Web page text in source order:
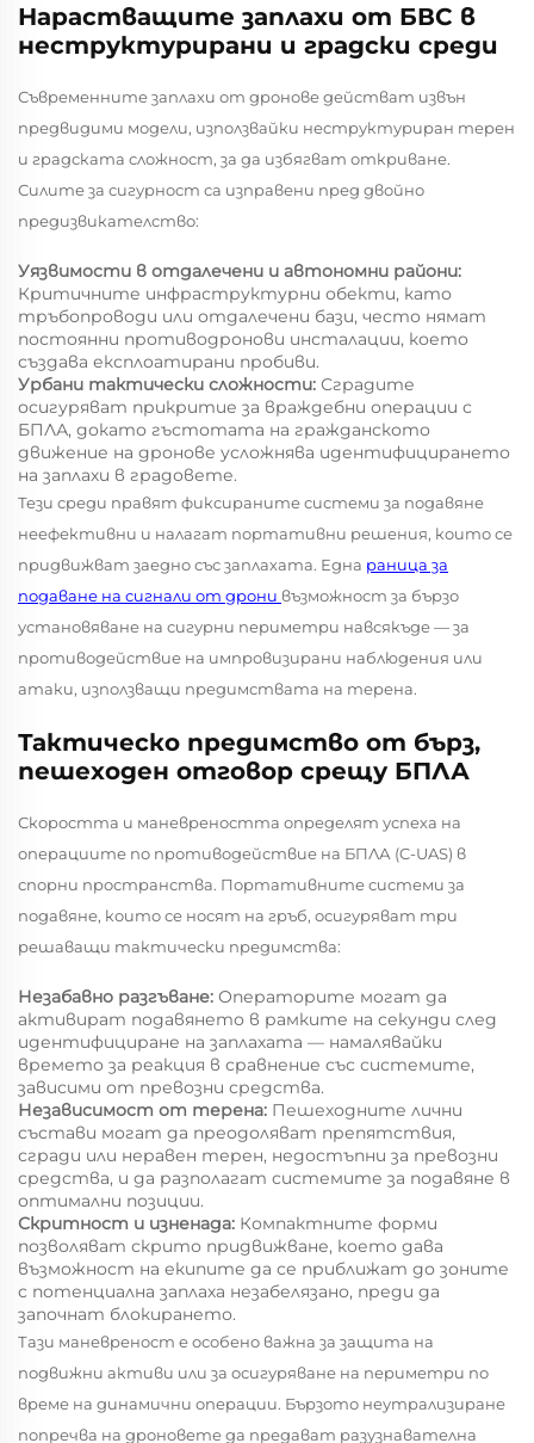
Нарастващите заплахи от БВС в
неструктурирани и градски среди
Съвременните заплахи от дронове действат извън
предвидими модели, използвайки неструктуриран терен
и градската сложност, за да избягват откриване.
Силите за сигурност са изправени пред двойно
предизвикателство:
Уязвимости в отдалечени и автономни райони:
Критичните инфраструктурни обекти, като
тръбопроводи или отдалечени бази, често нямат
постоянни противодронови инсталации, което
създава експлоатирани пробиви.
Урбани тактически сложности: Сградите
осигуряват прикритие за враждебни операции с
БПЛА, докато гъстотата на гражданското
движение на дронове усложнява идентифицирането
на заплахи в градовете.
Тези среди правят фиксираните системи за подавяне
неефективни и налагат портативни решения, които се
придвижват заедно със заплахата. Една раница за
подаване на сигнали от дрони възможност за бързо
установяване на сигурни периметри навсякъде — за
противодействие на импровизирани наблюдения или
атаки, използващи предимствата на терена.
Тактическо предимство от бърз,
пешеходен отговор срещу БПЛА
Скоростта и маневреността определят успеха на
операциите по противодействие на БПЛА (C-UAS) в
спорни пространства. Портативните системи за
подавяне, които се носят на гръб, осигуряват три
решаващи тактически предимства:
Незабавно разгъване: Операторите могат да
активират подавянето в рамките на секунди след
идентифициране на заплахата — намалявайки
времето за реакция в сравнение със системите,
зависими от превозни средства.
Независимост от терена: Пешеходните лични
състави могат да преодоляват препятствия,
сгради или неравен терен, недостъпни за превозни
средства, и да разполагат системите за подавяне в
оптимални позиции.
Скритност и изненада: Компактните форми
позволяват скрито придвижване, което дава
възможност на екипите да се приближат до зоните
с потенциална заплаха незабелязано, преди да
започнат блокирането.
Тази маневреност е особено важна за защита на
подвижни активи или за осигуряване на периметри по
време на динамични операции. Бързото неутрализиране
попречва на дроновете да предават разузнавателна